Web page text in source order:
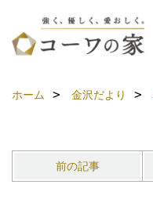
ホーム 金沢だより
前の記事